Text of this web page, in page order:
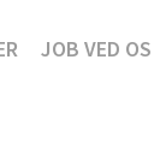
JOB VED OS